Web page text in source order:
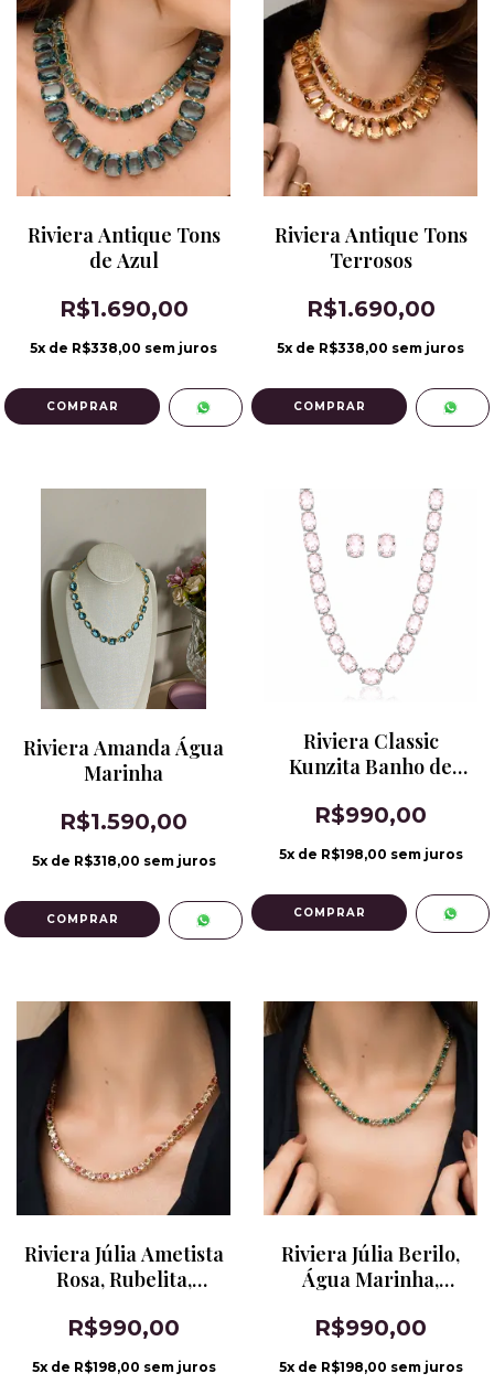
Riviera Antique Tons
de Azul
R$1.690,00
5x de R$338,00 sem juros
Riviera Antique Tons
Terrosos
R$1.690,00
5x de R$338,00 sem juros
Riviera Amanda Água
Marinha
R$1.590,00
5x de R$318,00 sem juros
Riviera Classic
Kunzita Banho de
R$990,00
5x de R$198,00 sem juros
Riviera Júlia Ametista
Rosa, Rubelita,
Limão
R$990,00
5x de R$198,00 sem juros
Riviera Júlia Berilo,
Água Marinha,
Brasil
R$990,00
5x de R$198,00 sem juros